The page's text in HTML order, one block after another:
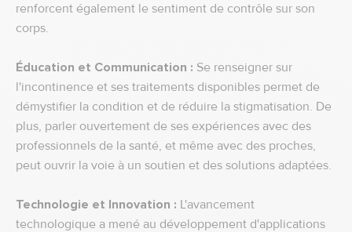
renforcent également le sentiment de contrôle sur son
corps.
Éducation et Communication : Se renseigner sur
l'incontinence et ses traitements disponibles permet de
démystifier la condition et de réduire la stigmatisation. De
plus, parler ouvertement de ses expériences avec des
professionnels de la santé, et même avec des proches,
peut ouvrir la voie à un soutien et des solutions adaptées.
Technologie et Innovation : L'avancement
technologique a mené au développement d'applications